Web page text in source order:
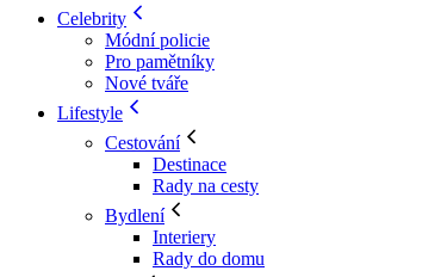
Celebrity
Módní policie
Pro pamětníky
Nové tváře
Lifestyle
Cestování
Destinace
Rady na cesty
Bydlení
Interiery
Rady do domu